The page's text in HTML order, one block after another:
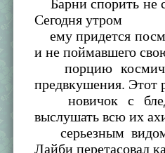
Сегодня утром
ему придется
и не поймавшего
порцию
предвкушения. Этот
новичок с
выслушать всю их
серьезным
Лайби перетасовал